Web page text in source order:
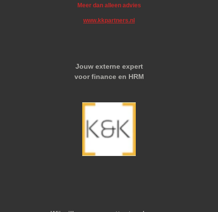
Meer dan alleen advies
www.kkpartners.nl
Jouw externe expert
voor finance en HRM